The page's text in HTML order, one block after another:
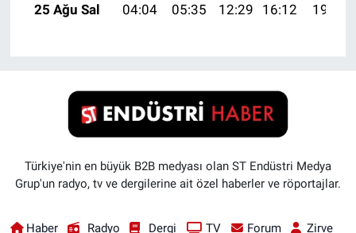
25 Ağu Sal
04:04 05:35 12:29 16:12 19:12
Türkiye'nin en büyük B2B medyası olan ST Endüstri Medya
Grup'un radyo, tv ve dergilerine ait özel haberler ve röportajlar.
Haber Radyo Dergi TV Forum Zirve